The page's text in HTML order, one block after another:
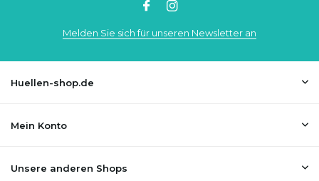
Melden Sie sich für unseren Newsletter an
Huellen-shop.de
Mein Konto
Unsere anderen Shops